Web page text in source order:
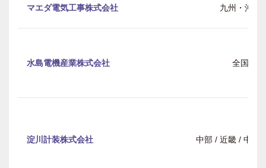
マエダ電気工事株式会社 九州・沖縄
水島電機産業株式会社 全国
淀川計装株式会社 中部 / 近畿 / 中国